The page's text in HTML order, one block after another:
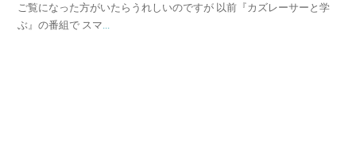
ご覧になった方がいたらうれしいのですが 以前『カズレーサーと学
ぶ』の番組で スマ